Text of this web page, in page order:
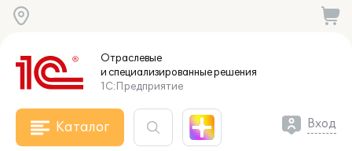
Отраслевые
и специализированныерешения
1С:Предприятие
Каталог Вход